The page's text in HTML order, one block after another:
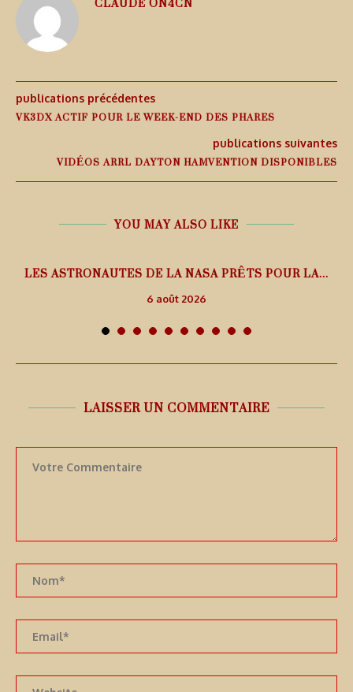
publications précédentes
VK3DX ACTIF POUR LE WEEK-END DES PHARES
publications suivantes
VIDÉOS ARRL DAYTON HAMVENTION DISPONIBLES
YOU MAY ALSO LIKE
LES ASTRONAUTES DE LA NASA PRÊTS POUR LA...
6 août 2026
LAISSER UN COMMENTAIRE